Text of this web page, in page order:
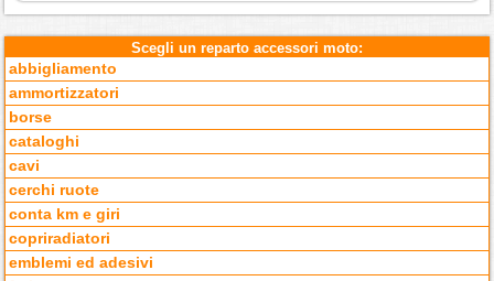
Scegli un reparto accessori moto:
abbigliamento
ammortizzatori
borse
cataloghi
cavi
cerchi ruote
conta km e giri
copriradiatori
emblemi ed adesivi